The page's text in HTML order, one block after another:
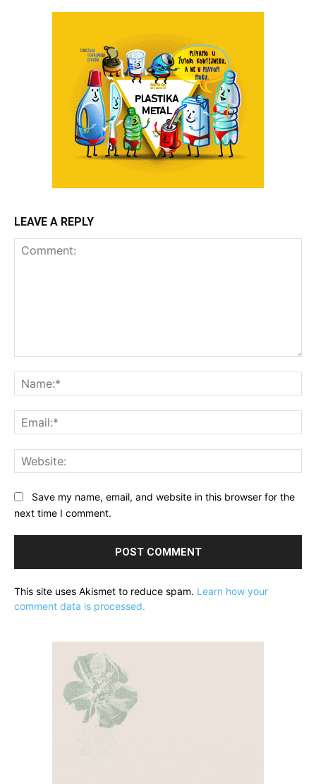
LEAVE A REPLY
Save my name, email, and website in this browser for the
next time I comment.
This site uses Akismet to reduce spam. Learn how your
comment data is processed.